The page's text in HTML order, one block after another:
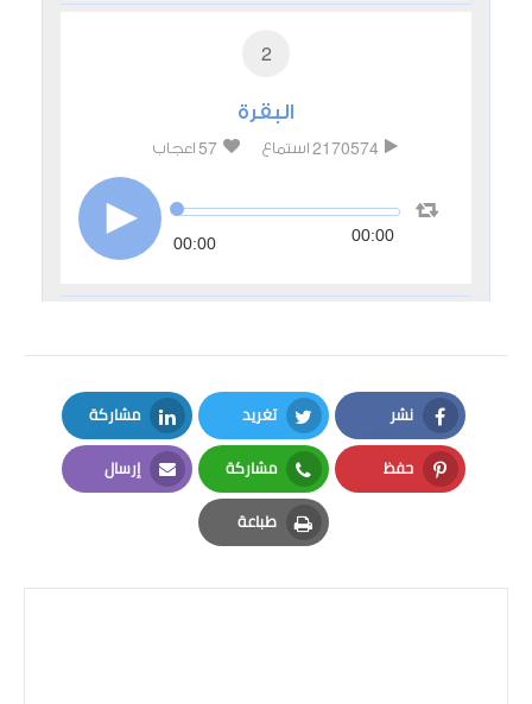
نشر
Facebook
تغريد
Twitter
مشاركة
LinkedIn
حفظ
Pinterest
مشاركة
Whatsapp
إرسال
Email
طباعة
Print